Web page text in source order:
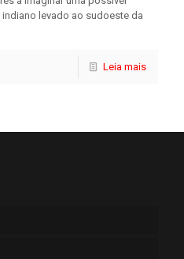
levado ao sudoeste da
Leia mais